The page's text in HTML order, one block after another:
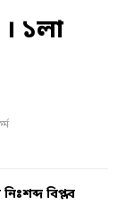
১লা
বিপ্লব